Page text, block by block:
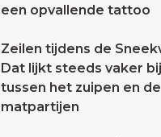
een opvallende tattoo
Zeilen tijdens de
Dat lijkt steeds vaker
tussen het zuipen en de
matpartijen